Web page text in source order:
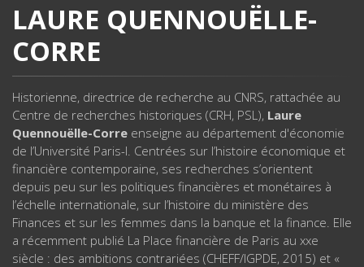
LAURE QUENNOUËLLE-
CORRE
Historienne, directrice de recherche au CNRS, rattachée au
Centre de recherches historiques (CRH, PSL), Laure
Quennouëlle-Corre enseigne au département d'économie
de l’Université Paris-I. Centrées sur l’histoire économique et
financière contemporaine, ses recherches s’orientent
depuis peu sur les politiques financières et monétaires à
l’échelle internationale, sur l’histoire du ministère des
Finances et sur les femmes dans la banque et la finance. Elle
a récemment publié La Place financière de Paris au xxe
siècle : des ambitions contrariées (CHEFF/IGPDE, 2015) et «